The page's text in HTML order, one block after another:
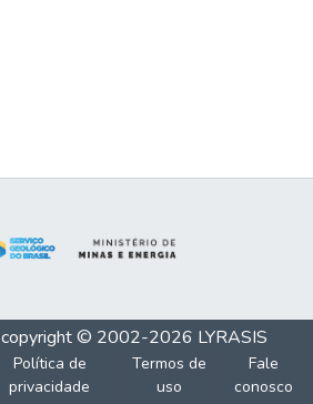
copyright © 2002-2026 LYRASIS
Política de
privacidade
Termos de
uso
Fale
conosco